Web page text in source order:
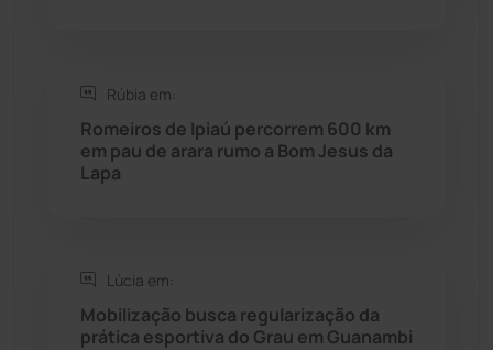
Sudoeste Baiano (1530)
Tecnologia
Rúbia em:
Romeiros de Ipiaú percorrem 600 km
em pau de arara rumo a Bom Jesus da
Lapa
Lúcia em:
Mobilização busca regularização da
prática esportiva do Grau em Guanambi